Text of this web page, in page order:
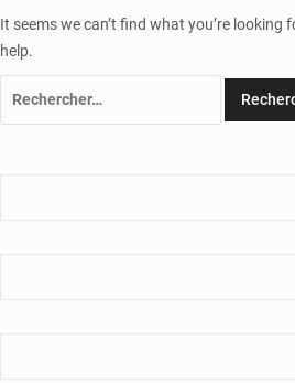
It seems we can’t find what you’re looking
help.